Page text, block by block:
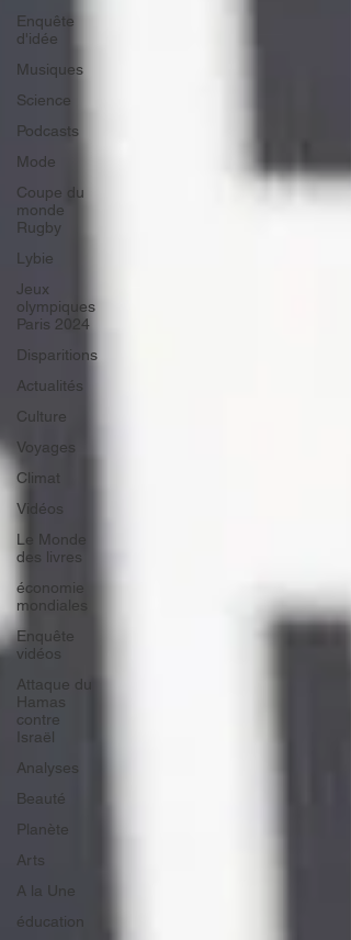
Enquête
d'idée
Musiques
Science
Podcasts
Mode
Coupe du
monde
Rugby
Lybie
Jeux
olympiques
Paris 2024
Disparitions
Actualités
Culture
Voyages
Climat
Vidéos
Le Monde
des livres
économie
mondiales
Enquête
vidéos
Attaque du
Hamas
contre
Israël
Analyses
Beauté
Planète
Arts
A la Une
éducation